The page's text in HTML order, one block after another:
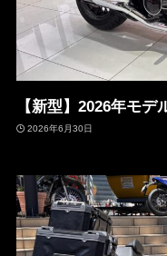
【新型】2026年モ
2026年6月30日